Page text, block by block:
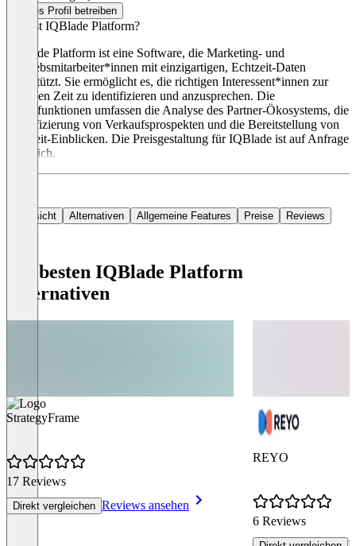
Dieses Profil betreiben
Was ist IQBlade Platform?
IQBlade Platform ist eine Software, die Marketing- und
Vertriebsmitarbeiter*innen mit einzigartigen, Echtzeit-Daten
unterstützt. Sie ermöglicht es, die richtigen Interessent*innen zur
richtigen Zeit zu identifizieren und anzusprechen. Die
Hauptfunktionen umfassen die Analyse des Partner-Ökosystems, die
Identifizierung von Verkaufsprospekten und die Bereitstellung von
Echtzeit-Einblicken. Die Preisgestaltung für IQBlade ist auf Anfrage
erhältlich.
Übersicht Alternativen Allgemeine Features Preise Reviews
Die besten IQBlade Platform
Alternativen
StrategyFrame
17 Reviews
Direkt vergleichen Reviews ansehen
REYO
6 Reviews